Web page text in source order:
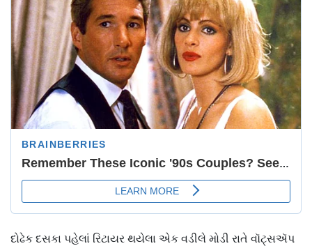
દોઢેક દસકા પહેલાં રિટાયર થયેલા એક વડીલે મોડી રાતે વૉટ્સઍપ